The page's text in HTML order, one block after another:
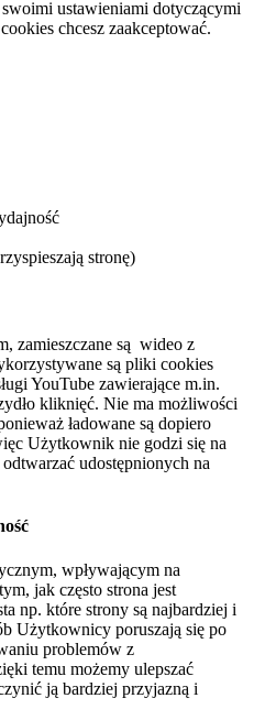
ustawieniami dotyczącymi
chcesz zaakceptować.
stronę)
zamieszczane są wideo z
są pliki cookies
YouTube zawierające m.in.
kliknięć. Nie ma możliwości
ładowane są dopiero
Użytkownik nie godzi się na
udostępnionych na
wpływającym na
jak często strona jest
np. które strony są najbardziej i
Użytkownicy poruszają się po
problemów z
temu możemy ulepszać
ją bardziej przyjazną i